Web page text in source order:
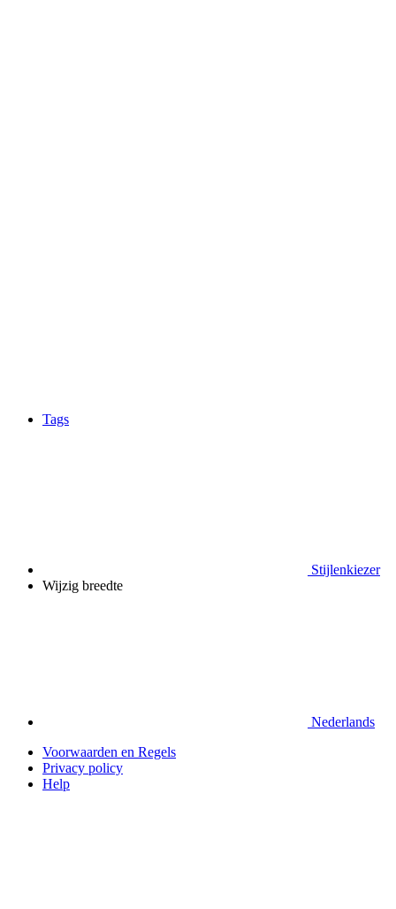
Tags
Stijlenkiezer
Wijzig breedte
Nederlands
Voorwaarden en Regels
Privacy policy
Help